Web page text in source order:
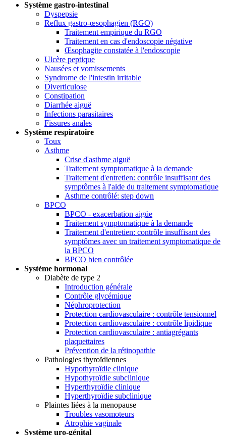
Système gastro-intestinal
Dyspepsie
Reflux gastro-œsophagien (RGO)
Traitement empirique du RGO
Traitement en cas d'endoscopie négative
Œsophagite constatée à l'endoscopie
Ulcère peptique
Nausées et vomissements
Syndrome de l'intestin irritable
Diverticulose
Constipation
Diarrhée aiguë
Infections parasitaires
Fissures anales
Système respiratoire
Toux
Asthme
Crise d'asthme aiguë
Traitement symptomatique à la demande
Traitement d'entretien: contrôle insuffisant des
symptômes à l'aide du traitement symptomatique
Asthme contrôlé: step down
BPCO
BPCO - exacerbation aigüe
Traitement symptomatique à la demande
Traitement d'entretien: contrôle insuffisant des
symptômes avec un traitement symptomatique de
la BPCO
BPCO bien contrôlée
Système hormonal
Diabète de type 2
Introduction générale
Contrôle glycémique
Néphroprotection
Protection cardiovasculaire : contrôle tensionnel
Protection cardiovasculaire : contrôle lipidique
Protection cardiovasculaire : antiagrégants
plaquettaires
Prévention de la rétinopathie
Pathologies thyroïdiennes
Hypothyroïdie clinique
Hypothyroïdie subclinique
Hyperthyroïdie clinique
Hyperthyroïdie subclinique
Plaintes liées à la menopause
Troubles vasomoteurs
Atrophie vaginale
Système uro-génital